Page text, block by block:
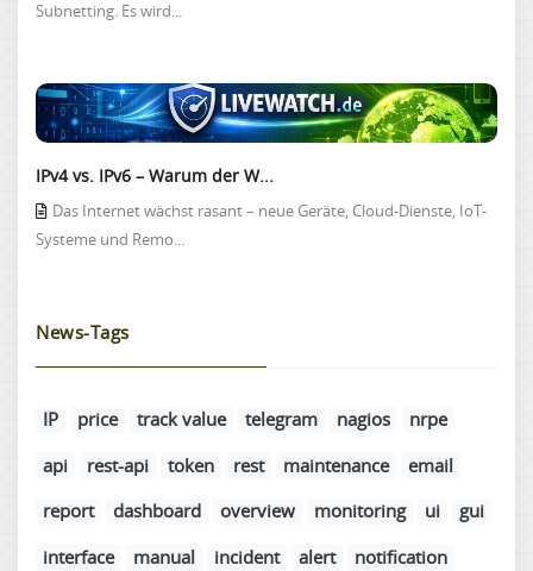
Subnetting. Es wird...
IPv4 vs. IPv6 – Warum der W...
Das Internet wächst rasant – neue Geräte, Cloud-Dienste, IoT-
Systeme und Remo...
News-Tags
IP price track value telegram nagios
nrpe
api
rest-api token rest maintenance
email
report
dashboard overview monitoring ui
gui
interface
manual incident alert
notification